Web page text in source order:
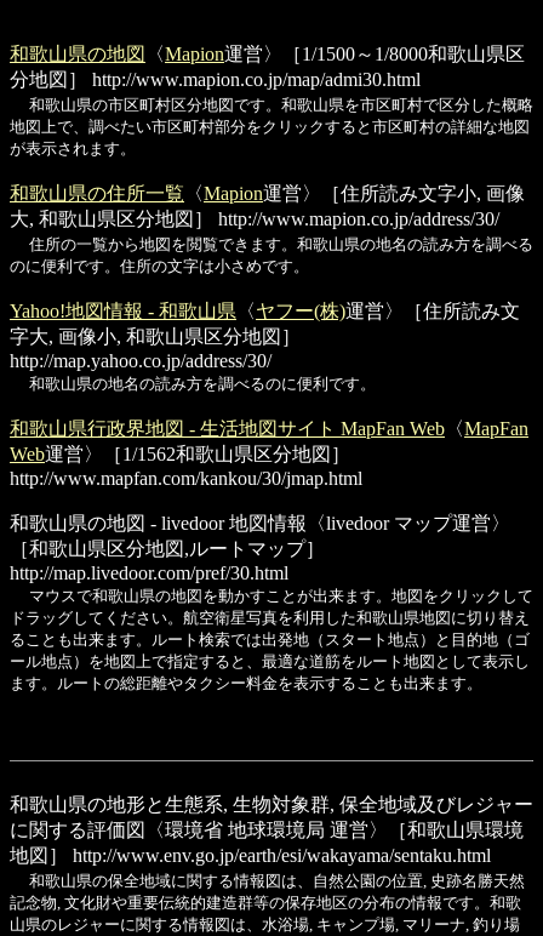
和歌山県の地図 〈Mapion運営〉［1/1500～1/8000和歌山県区
分地図］
http://www.mapion.co.jp/map/admi30.html
和歌山県の市区町村区分地図です。和歌山県を市区町村で区分した概略
地図上で、調べたい市区町村部分をクリックすると市区町村の詳細な地図
が表示されます。
和歌山県の住所一覧 〈Mapion運営〉［住所読み文字小, 画像
大, 和歌山県区分地図］
http://www.mapion.co.jp/address/30/
住所の一覧から地図を閲覧できます。和歌山県の地名の読み方を調べる
のに便利です。住所の文字は小さめです。
Yahoo!地図情報 - 和歌山県 〈ヤフー(株)運営〉［住所読み文
字大, 画像小, 和歌山県区分地図］
http://map.yahoo.co.jp/address/30/
和歌山県の地名の読み方を調べるのに便利です。
和歌山県行政界地図 - 生活地図サイト MapFan Web 〈MapFan
Web運営〉［1/1562和歌山県区分地図］
http://www.mapfan.com/kankou/30/jmap.html
和歌山県の地図 - livedoor 地図情報
〈livedoor マップ運営〉
［和歌山県区分地図,ルートマップ］
http://map.livedoor.com/pref/30.html
マウスで和歌山県の地図を動かすことが出来ます。地図をクリックして
ドラッグしてください。航空衛星写真を利用した和歌山県地図に切り替え
ることも出来ます。ルート検索では出発地（スタート地点）と目的地（ゴ
ール地点）を地図上で指定すると、最適な道筋をルート地図として表示し
ます。ルートの総距離やタクシー料金を表示することも出来ます。
和歌山県の地形と生態系, 生物対象群, 保全地域及びレジャー
に関する評価図
〈環境省 地球環境局 運営〉［和歌山県環境
地図］
http://www.env.go.jp/earth/esi/wakayama/sentaku.html
和歌山県の保全地域に関する情報図は、自然公園の位置, 史跡名勝天然
記念物, 文化財や重要伝統的建造群等の保存地区の分布の情報です。和歌
山県のレジャーに関する情報図は、水浴場, キャンプ場, マリーナ, 釣り場